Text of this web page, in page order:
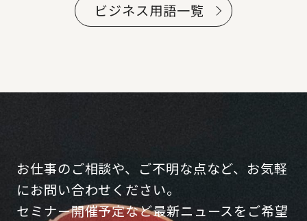
ビジネス用語一覧
お仕事のご相談や、ご不明な点など、お気軽
にお問い合わせください。
セミナー開催予定など最新ニュースをご希望